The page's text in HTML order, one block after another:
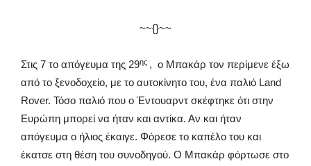
~~{}~~
Στις 7 το απόγευμα της 29ης , ο Μπακάρ τον περίμενε έξω
από το ξενοδοχείο, με το αυτοκίνητο του, ένα παλιό Land
Rover. Τόσο παλιό που ο Έντουαρντ σκέφτηκε ότι στην
Ευρώπη μπορεί να ήταν και αντίκα. Αν και ήταν
απόγευμα ο ήλιος έκαιγε. Φόρεσε το καπέλο του και
έκατσε στη θέση του συνοδηγού. Ο Μπακάρ φόρτωσε στο